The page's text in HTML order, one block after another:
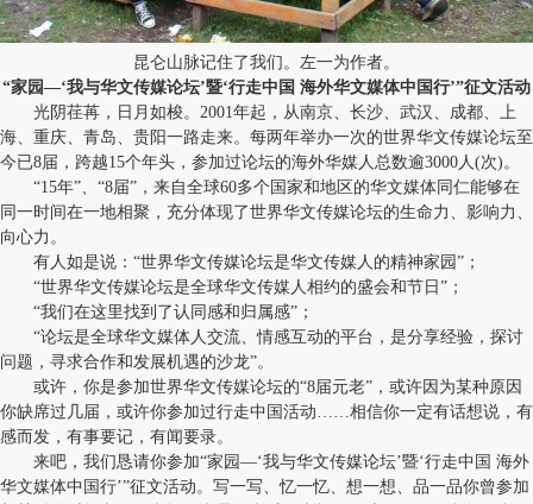
昆仑山脉记住了我们。左一为作者。
“家园—‘我与华文传媒论坛’暨‘行走中国 海外华文媒体中国行’”征文活动
光阴荏苒，日月如梭。2001年起，从南京、长沙、武汉、成都、上
海、重庆、青岛、贵阳一路走来。每两年举办一次的世界华文传媒论坛至
今已8届，跨越15个年头，参加过论坛的海外华媒人总数逾3000人(次)。
“15年”、“8届”，来自全球60多个国家和地区的华文媒体同仁能够在
同一时间在一地相聚，充分体现了世界华文传媒论坛的生命力、影响力、
向心力。
有人如是说：“世界华文传媒论坛是华文传媒人的精神家园”；
“世界华文传媒论坛是全球华文传媒人相约的盛会和节日”；
“我们在这里找到了认同感和归属感”；
“论坛是全球华文媒体人交流、情感互动的平台，是分享经验，探讨
问题，寻求合作和发展机遇的沙龙”。
或许，你是参加世界华文传媒论坛的“8届元老”，或许因为某种原因
你缺席过几届，或许你参加过行走中国活动……相信你一定有话想说，有
感而发，有事要记，有闻要录。
来吧，我们恳请你参加“家园—‘我与华文传媒论坛’暨‘行走中国 海外
华文媒体中国行’”征文活动。写一写、忆一忆、想一想、品一品你曾参加